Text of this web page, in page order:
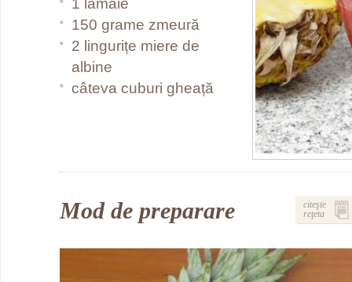
150 grame zmeură
2 lingurițe miere de
albine
câteva cuburi gheață
Mod de preparare
citeşte
reţeta